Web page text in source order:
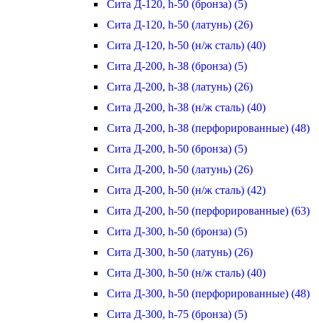
Сита Д-120, h-50 (бронза) (5)
Сита Д-120, h-50 (латунь) (26)
Сита Д-120, h-50 (н/ж сталь) (40)
Сита Д-200, h-38 (бронза) (5)
Сита Д-200, h-38 (латунь) (26)
Сита Д-200, h-38 (н/ж сталь) (40)
Сита Д-200, h-38 (перфорированные) (48)
Сита Д-200, h-50 (бронза) (5)
Сита Д-200, h-50 (латунь) (26)
Сита Д-200, h-50 (н/ж сталь) (42)
Сита Д-200, h-50 (перфорированные) (63)
Сита Д-300, h-50 (бронза) (5)
Сита Д-300, h-50 (латунь) (26)
Сита Д-300, h-50 (н/ж сталь) (40)
Сита Д-300, h-50 (перфорированные) (48)
Сита Д-300, h-75 (бронза) (5)